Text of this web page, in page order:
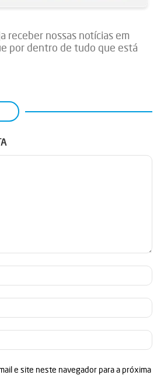
receber nossas notícias em
por dentro de tudo que está
E-
e site neste navegador para a próxima